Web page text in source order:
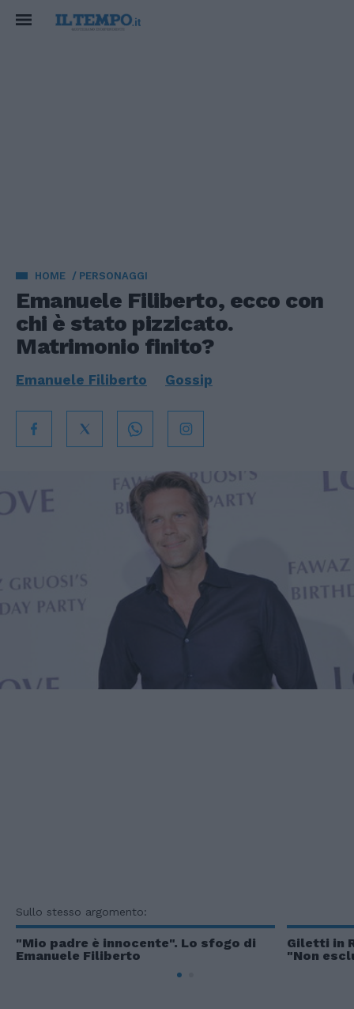
HOME PERSONAGGI
Emanuele Filiberto, ecco con
chi è stato pizzicato.
Matrimonio finito?
Emanuele Filiberto Gossip
Sullo stesso argomento:
"Mio padre è innocente". Lo sfogo di
Emanuele Filiberto
Giletti in
"Non